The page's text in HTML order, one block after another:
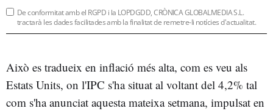
De conformitat amb el RGPD i la LOPDGDD, CRÒNICA GLOBALMEDIA S.L.
tractarà les dades facilitades amb la finalitat de remetre-li notícies d'actualitat.
Això es tradueix en inflació més alta, com es veu als
Estats Units, on l'IPC s'ha situat al voltant del 4,2% tal
com s'ha anunciat aquesta mateixa setmana, impulsat en